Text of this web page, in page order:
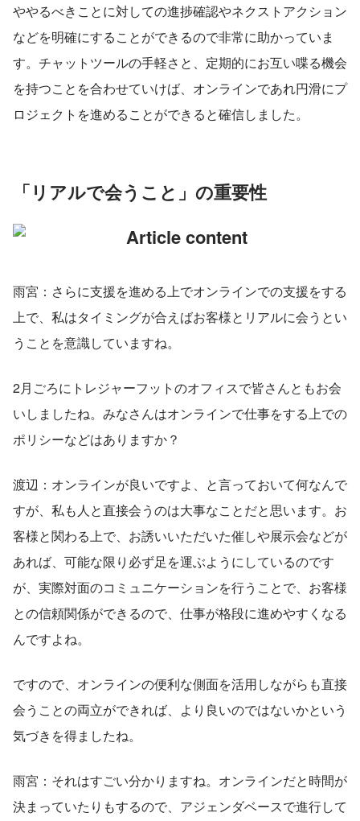
ややるべきことに対しての進捗確認やネクストアクション
などを明確にすることができるので非常に助かっていま
す。チャットツールの手軽さと、定期的にお互い喋る機会
を持つことを合わせていけば、オンラインであれ円滑にプ
ロジェクトを進めることができると確信しました。
「リアルで会うこと」の重要性
雨宮：さらに支援を進める上でオンラインでの支援をする
上で、私はタイミングが合えばお客様とリアルに会うとい
うことを意識していますね。
2月ごろにトレジャーフットのオフィスで皆さんともお会
いしましたね。みなさんはオンラインで仕事をする上での
ポリシーなどはありますか？
渡辺：オンラインが良いですよ、と言っておいて何なんで
すが、私も人と直接会うのは大事なことだと思います。お
客様と関わる上で、お誘いいただいた催しや展示会などが
あれば、可能な限り必ず足を運ぶようにしているのです
が、実際対面のコミュニケーションを行うことで、お客様
との信頼関係ができるので、仕事が格段に進めやすくなる
んですよね。
ですので、オンラインの便利な側面を活用しながらも直接
会うことの両立ができれば、より良いのではないかという
気づきを得ましたね。
雨宮：それはすごい分かりますね。オンラインだと時間が
決まっていたりもするので、アジェンダベースで進行して